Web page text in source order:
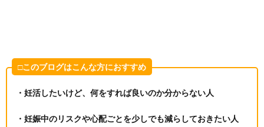
□このブログはこんな方におすすめ
・妊活したいけど、何をすれば良いのか分からない人
・妊娠中のリスクや心配ごとを少しでも減らしておきたい人